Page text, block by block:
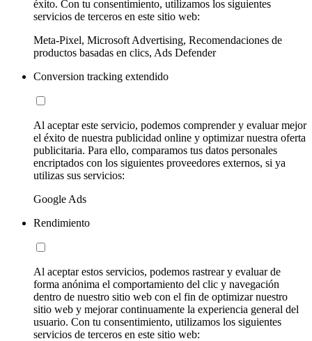
éxito. Con tu consentimiento, utilizamos los siguientes
servicios de terceros en este sitio web:
Meta-Pixel, Microsoft Advertising, Recomendaciones de
productos basadas en clics, Ads Defender
Conversion tracking extendido
Al aceptar este servicio, podemos comprender y evaluar mejor
el éxito de nuestra publicidad online y optimizar nuestra oferta
publicitaria. Para ello, comparamos tus datos personales
encriptados con los siguientes proveedores externos, si ya
utilizas sus servicios:
Google Ads
Rendimiento
Al aceptar estos servicios, podemos rastrear y evaluar de
forma anónima el comportamiento del clic y navegación
dentro de nuestro sitio web con el fin de optimizar nuestro
sitio web y mejorar continuamente la experiencia general del
usuario. Con tu consentimiento, utilizamos los siguientes
servicios de terceros en este sitio web: